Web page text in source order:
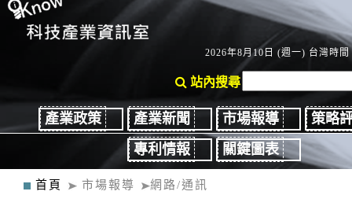
2026年8月10日 (週一) 台灣時間
站內搜尋
產業政策 產業新聞 市場報導
策略
專利情報
關鍵圖表
首頁 市場報導 網路/通訊